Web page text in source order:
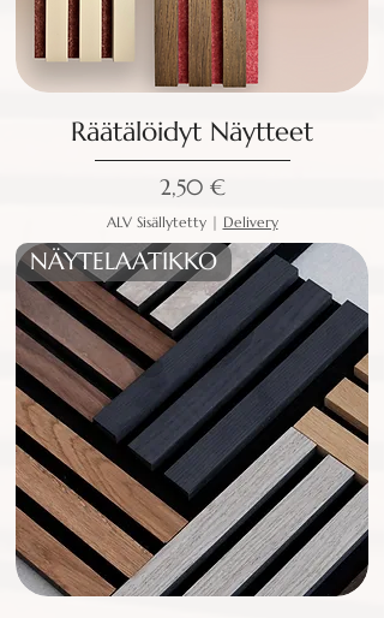
Räätälöidyt Näytteet
Hinta
2,50 €
ALV Sisällytetty| Delivery
NÄYTELAATIKKO